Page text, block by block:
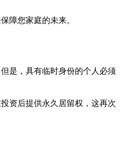
障您家庭的未来。
是，具有临时身份的个人必须
资后提供永久居留权，这再次